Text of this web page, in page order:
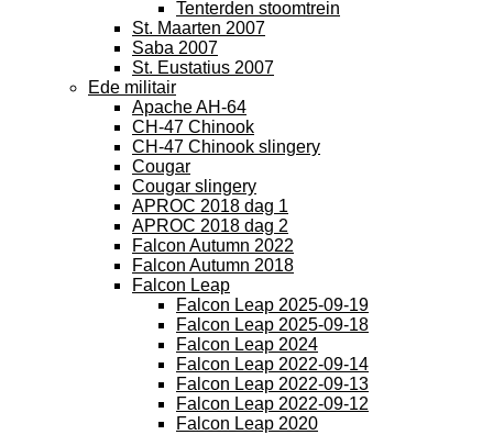
Tenterden stoomtrein
St. Maarten 2007
Saba 2007
St. Eustatius 2007
Ede militair
Apache AH-64
CH-47 Chinook
CH-47 Chinook slingery
Cougar
Cougar slingery
APROC 2018 dag 1
APROC 2018 dag 2
Falcon Autumn 2022
Falcon Autumn 2018
Falcon Leap
Falcon Leap 2025-09-19
Falcon Leap 2025-09-18
Falcon Leap 2024
Falcon Leap 2022-09-14
Falcon Leap 2022-09-13
Falcon Leap 2022-09-12
Falcon Leap 2020